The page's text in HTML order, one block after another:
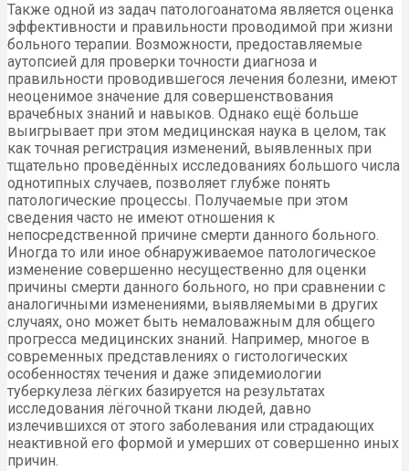
Также одной из задач патологоанатома является оценка
эффективности и правильности проводимой при жизни
больного терапии. Возможности, предоставляемые
аутопсией для проверки точности диагноза и
правильности проводившегося лечения болезни, имеют
неоценимое значение для совершенствования
врачебных знаний и навыков. Однако ещё больше
выигрывает при этом медицинская наука в целом, так
как точная регистрация изменений, выявленных при
тщательно проведённых исследованиях большого числа
однотипных случаев, позволяет глубже понять
патологические процессы. Получаемые при этом
сведения часто не имеют отношения к
непосредственной причине смерти данного больного.
Иногда то или иное обнаруживаемое патологическое
изменение совершенно несущественно для оценки
причины смерти данного больного, но при сравнении с
аналогичными изменениями, выявляемыми в других
случаях, оно может быть немаловажным для общего
прогресса медицинских знаний. Например, многое в
современных представлениях о гистологических
особенностях течения и даже эпидемиологии
туберкулеза лёгких базируется на результатах
исследования лёгочной ткани людей, давно
излечившихся от этого заболевания или страдающих
неактивной его формой и умерших от совершенно иных
причин.